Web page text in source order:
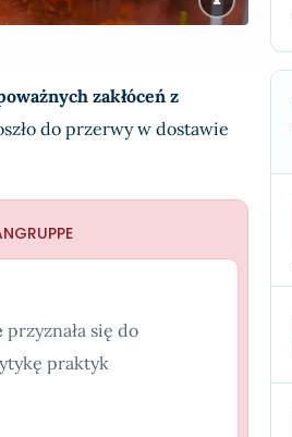
zakłóceń z
do przerwy w dostawie
przyznała się do
praktyk